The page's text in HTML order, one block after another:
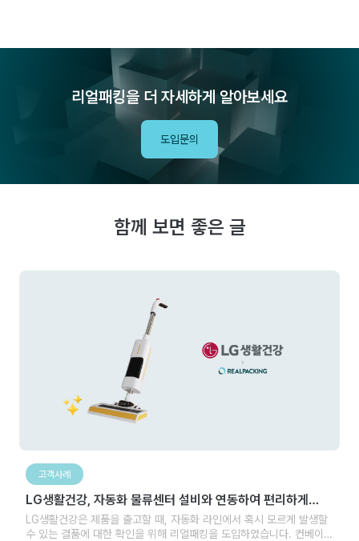
리얼패킹을 더 자세하게 알아보세요
도입문의
함께 보면 좋은 글
고객사례
LG생활건강, 자동화 물류센터 설비와 연동하여 편리하게
사용합니다.
LG생활건강은 제품을 출고할 때, 자동화 라인에서 혹시 모르게 발생할
수 있는 결품에 대한 확인을 위해 리얼패킹을 도입하였습니다. 컨베이어